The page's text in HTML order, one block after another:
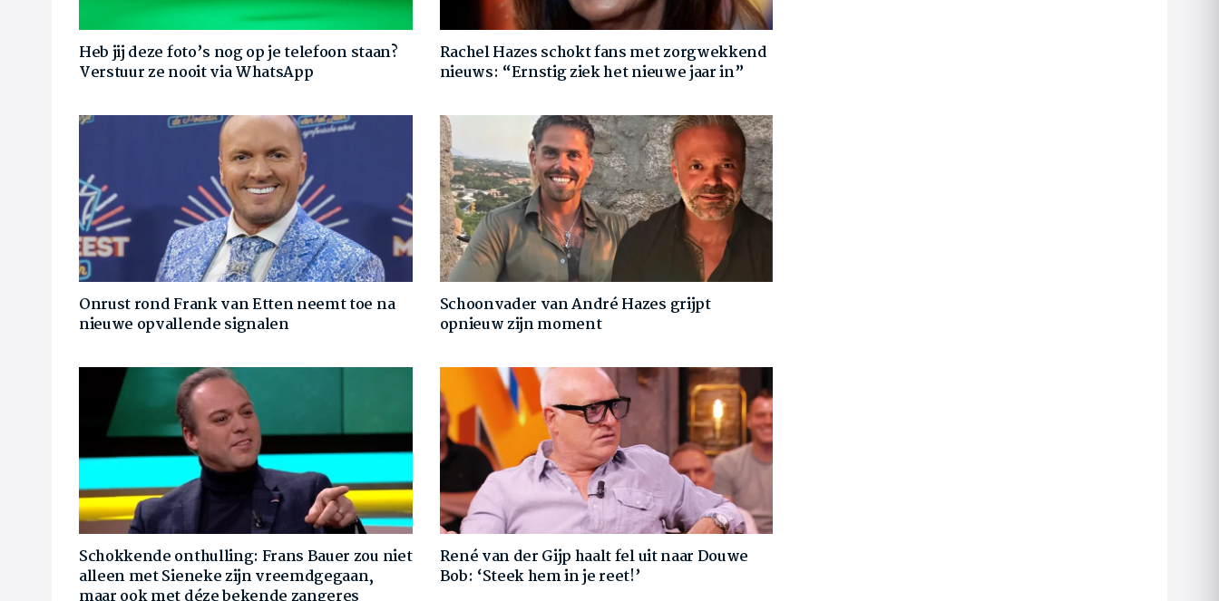
Heb jij deze foto’s nog op je telefoon staan?
Verstuur ze nooit via WhatsApp
Rachel Hazes schokt fans met zorgwekkend
nieuws: “Ernstig ziek het nieuwe jaar in”
Onrust rond Frank van Etten neemt toe na
nieuwe opvallende signalen
Schoonvader van André Hazes grijpt
opnieuw zijn moment
Schokkende onthulling: Frans Bauer zou niet
alleen met Sieneke zijn vreemdgegaan,
René van der Gijp haalt fel uit naar Douwe
Bob: ‘Steek hem in je reet!’